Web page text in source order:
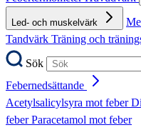
Led- och muskelvärk
Tandvärk Träning och
Sök
Febernedsättande
Acetylsalicylsyra mot feber
feberParacetamol mot feber